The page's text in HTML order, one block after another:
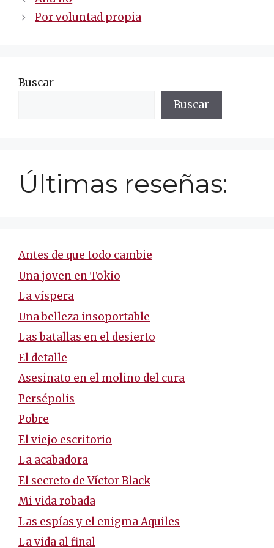
de
Por voluntad propia
Buscar
Buscar
Últimas reseñas:
Antes de que todo cambie
Una joven en Tokio
La víspera
Una belleza insoportable
Las batallas en el desierto
El detalle
Asesinato en el molino del cura
Persépolis
Pobre
El viejo escritorio
La acabadora
El secreto de Víctor Black
Mi vida robada
Las espías y el enigma Aquiles
La vida al final